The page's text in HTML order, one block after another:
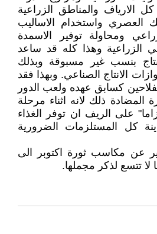
الارياف والمناطق الزراعية
العصري واستخدام الاساليب
ومحاولة توفير الاسمدة
الزراعية وهذا كله قد ساعد
بنسب غير مسبوقة وبذلك
الانتاج الصناعي. وبهذا فقد
كسابق عهده ولعب الدور
المضادة ذلك لانه اثناء مرحلة
على الريف ان توفر الغذاء
كل المستلزمات الضرورية
عن مكاسب ثورة اكتوبر الى
لا تتسع لذكر مجملها.